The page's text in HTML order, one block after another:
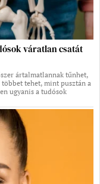
váratlan csatát
ártalmatlannak tűnhet,
többet tehet, mint pusztán a
ugyanis a tudósok